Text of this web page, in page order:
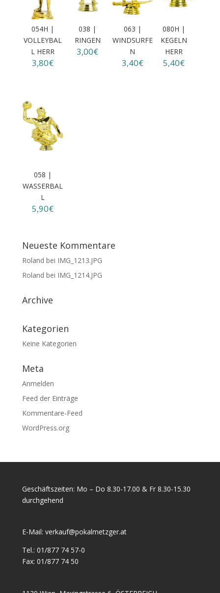
054H |
VOLLEYBAL
L HERR
3,80€
038 |
RINGEN
3,00€
063 |
WINDSURFE
N
3,40€
080H |
KEGELN
HERR
5,40€
058 |
WASSERBAL
L
5,90€
Neueste Kommentare
Roland bei IMG_1213.JPG
Roland bei IMG_1214.JPG
Archive
Kategorien
Keine Kategorien
Meta
Anmelden
Feed der Einträge
Kommentare-Feed
WordPress.org
Geschäftszeiten: Mo – Do 8.30-17.00 & Fr 8.30-15.30
durchgehend
E-Mail: verkauf@pokalmetzger.at
Tel.: 01/877 74 57-0
Fax: 01/877 74 50